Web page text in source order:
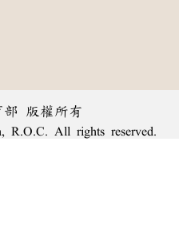
部 版權所有
R.O.C. All rights reserved.